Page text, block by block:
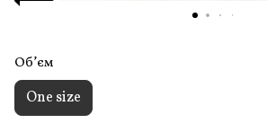
Обʼєм
One size